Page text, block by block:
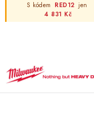
S kódem RED12 jen
4 831 Kč